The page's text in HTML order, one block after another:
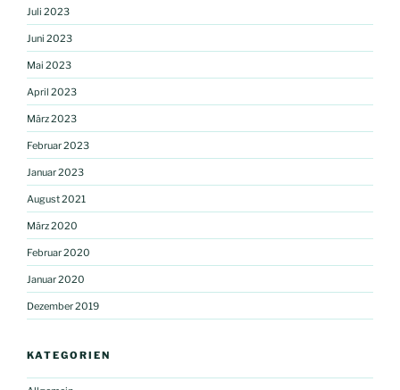
Juli 2023
Juni 2023
Mai 2023
April 2023
März 2023
Februar 2023
Januar 2023
August 2021
März 2020
Februar 2020
Januar 2020
Dezember 2019
KATEGORIEN